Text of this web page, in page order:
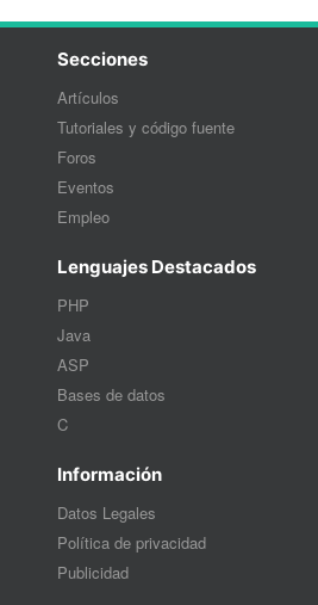
Secciones
Artículos
Tutoriales y código fuente
Foros
Eventos
Empleo
Lenguajes Destacados
PHP
Java
ASP
Bases de datos
C
Información
Datos Legales
Política de privacidad
Publicidad